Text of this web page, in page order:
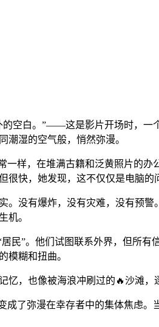
空白。”——这是影片开场时，
潮湿的空气般，悄然弥漫。
样，在堆满古籍和泛黄照片的
快，她发现，这不仅仅是电脑的
没有爆炸，没有灾难，没有预
机。
民”。他们试图联系外界，但所
模糊和扭曲。
，也像被海浪冲刷过的🔥沙滩，
了弥漫在幸存者中的集体焦虑。